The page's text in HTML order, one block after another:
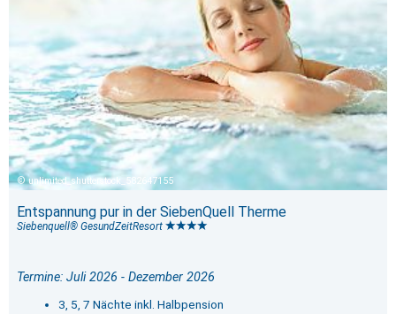
unlimited_shutterstock_582647155
Entspannung pur in der SiebenQuell Therme
Siebenquell® GesundZeitResort
Termine: Juli 2026 - Dezember 2026
3, 5, 7 Nächte inkl. Halbpension